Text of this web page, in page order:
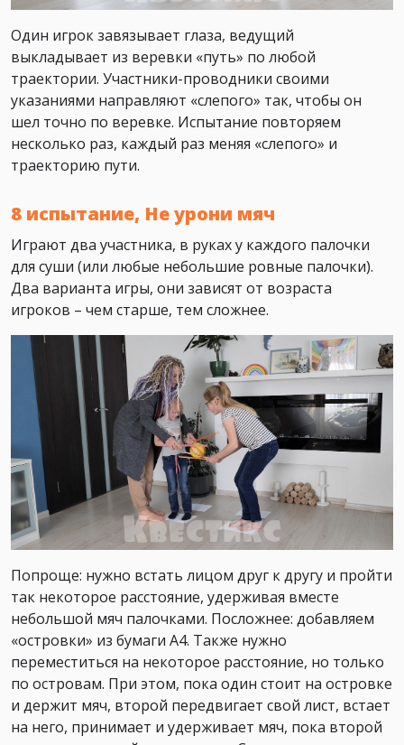
Один игрок завязывает глаза, ведущий
выкладывает из веревки «путь» по любой
траектории. Участники-проводники своими
указаниями направляют «слепого» так, чтобы он
шел точно по веревке. Испытание повторяем
несколько раз, каждый раз меняя «слепого» и
траекторию пути.
8 испытание, Не урони мяч
Играют два участника, в руках у каждого палочки
для суши (или любые небольшие ровные палочки).
Два варианта игры, они зависят от возраста
игроков – чем старше, тем сложнее.
Попроще: нужно встать лицом друг к другу и пройти
так некоторое расстояние, удерживая вместе
небольшой мяч палочками. Посложнее: добавляем
«островки» из бумаги А4. Также нужно
переместиться на некоторое расстояние, но только
по островам. При этом, пока один стоит на островке
и держит мяч, второй передвигает свой лист, встает
на него, принимает и удерживает мяч, пока второй